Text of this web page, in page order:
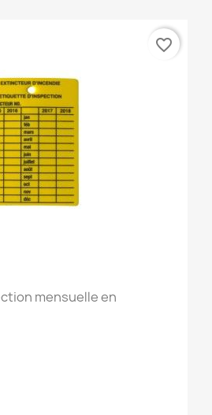
mensuelle en
favorite_border